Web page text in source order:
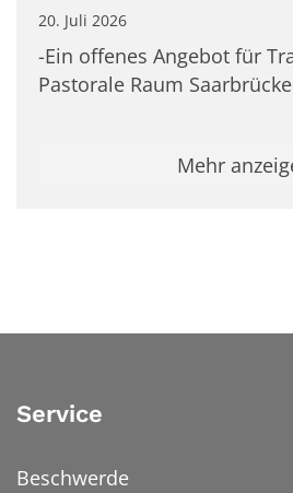
20. Juli 2026
-Ein offenes Angebot für
Pastorale Raum
Mehr
Service
Beschwerde